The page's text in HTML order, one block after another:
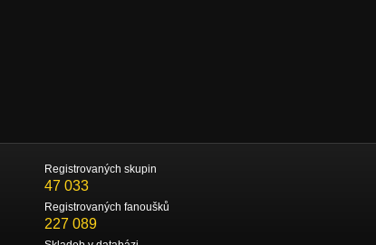
Registrovaných skupin
47 033
Registrovaných fanoušků
227 089